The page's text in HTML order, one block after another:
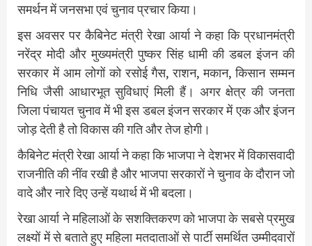
समर्थन में जनसभा एवं चुनाव प्रचार किया।
इस अवसर पर कैबिनेट मंत्री रेखा आर्या ने कहा कि प्रधानमंत्री
नरेंद्र मोदी और मुख्यमंत्री पुष्कर सिंह धामी की डबल इंजन की
सरकार में आम लोगों को रसोई गैस, राशन, मकान, किसान सम्मन
निधि जैसी आधारभूत सुविधाएं मिली हैं। अगर क्षेत्र की जनता
जिला पंचायत चुनाव में भी इस डबल इंजन सरकार में एक और इंजन
जोड़ देती है तो विकास की गति और तेज होगी।
कैबिनेट मंत्री रेखा आर्या ने कहा कि भाजपा ने देशभर में विकासवादी
राजनीति की नींव रखी है और भाजपा सरकारों ने चुनाव के दौरान जो
वादे और नारे दिए उन्हें यथार्थ में भी बदला।
रेखा आर्या ने महिलाओं के सशक्तिकरण को भाजपा के सबसे प्रमुख
लक्ष्यों में से बताते हुए महिला मतदाताओं से पार्टी समर्थित उम्मीदवारों